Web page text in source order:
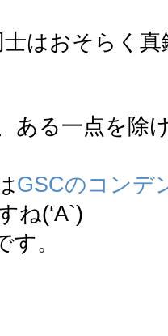
はおそらく
ある一点を除
GSCのコンデ
ね(‘A`)
。